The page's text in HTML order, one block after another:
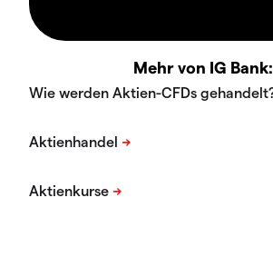
Mehr von IG Bank: